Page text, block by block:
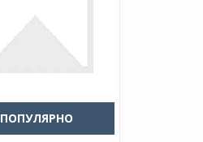
ПОПУЛЯРНО